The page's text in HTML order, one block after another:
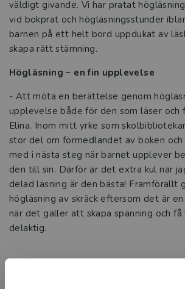
väldigt givande. Vi har pratat
vid bokprat och högläsningsstunder
barnen på ett helt bord uppdukat av
skapa rätt stämning.
Högläsning – en fin upplevelse
- Att möta en berättelse genom
upplevelse både för den som läser och
Elina. Inom mitt yrke som
stor del om förmedlandet av boken
med i nästa steg när barnet upplever
den till sin. Därför är det extra kul när
delad läsning är den bästa! Framförallt
högläsning av skräck eftersom det är
när det gäller att skapa spänning och få
delaktig.
Vi frågade Elina om hon ville dela med